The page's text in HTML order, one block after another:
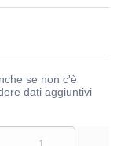
se non c'è
dati aggiuntivi